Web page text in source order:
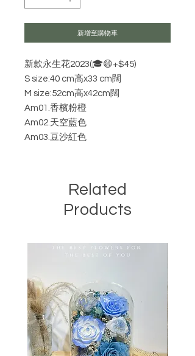
新增至購物車
新款永生花2023(🎓😄+$45)
S size:40 cm高x33 cm闊
M size:52cm高x42cm闊
Am01.香檳粉橙
Am02.天空藍色
Am03.豆沙紅色
Related
Products